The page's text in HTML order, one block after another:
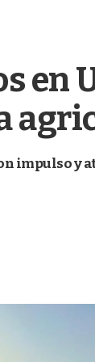
en
impulso